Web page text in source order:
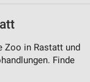
Zoo in Rastatt und
Finde